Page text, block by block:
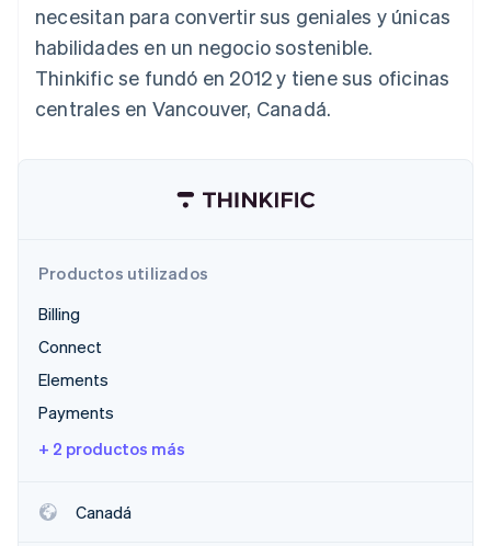
Radar
Prevención de fraude
Atlas
Constitución de una startup
Eliminación de dióxido de carbono
Verificación de identidad en línea
Descubre cómo Stripe construye la infraestructura
Mirar ahora
Ecosistema
Socios
necesitan para convertir sus geniales y únicas
habilidades en un negocio sostenible.
Thinkific se fundó en 2012 y tiene sus oficinas
centrales en Vancouver, Canadá.
Productos utilizados
Billing
Connect
Elements
Payments
+ 2 productos más
Canadá